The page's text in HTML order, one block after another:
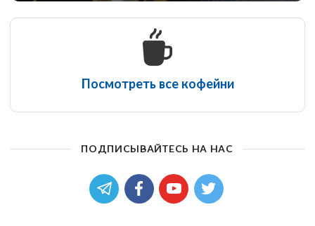
Посмотреть все кофейни
ПОДПИСЫВАЙТЕСЬ НА НАС